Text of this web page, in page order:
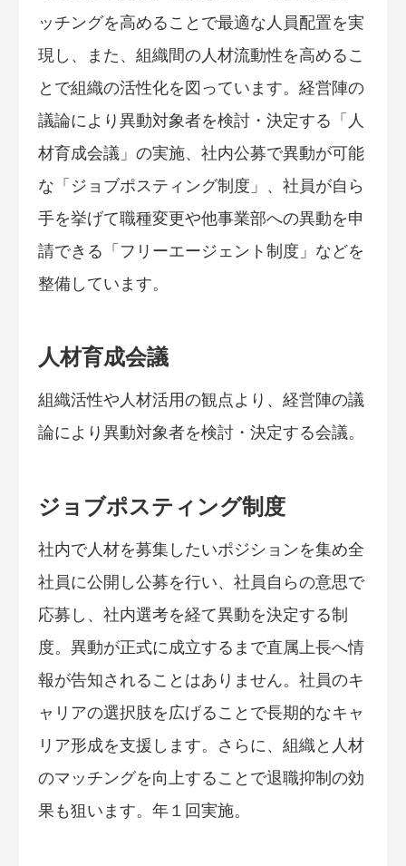
ッチングを高めることで最適な人員配置を実
現し、また、組織間の人材流動性を高めるこ
とで組織の活性化を図っています。経営陣の
議論により異動対象者を検討・決定する「人
材育成会議」の実施、社内公募で異動が可能
な「ジョブポスティング制度」、社員が自ら
手を挙げて職種変更や他事業部への異動を申
請できる「フリーエージェント制度」などを
整備しています。
人材育成会議
組織活性や人材活用の観点より、経営陣の議
論により異動対象者を検討・決定する会議。
ジョブポスティング制度
社内で人材を募集したいポジションを集め全
社員に公開し公募を行い、社員自らの意思で
応募し、社内選考を経て異動を決定する制
度。異動が正式に成立するまで直属上長へ情
報が告知されることはありません。社員のキ
ャリアの選択肢を広げることで長期的なキャ
リア形成を支援します。さらに、組織と人材
のマッチングを向上することで退職抑制の効
果も狙います。年１回実施。